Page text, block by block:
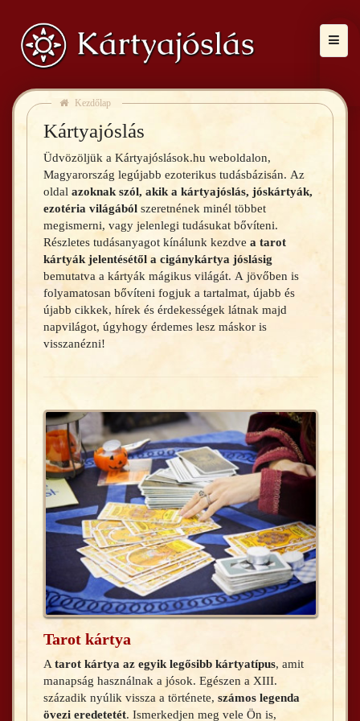
Kezdőlap
Kártyajóslás
Üdvözöljük a Kártyajóslások.hu weboldalon,
Magyarország legújabb ezoterikus tudásbázisán. Az
oldal azoknak szól, akik a kártyajóslás, jóskártyák,
ezotéria világából szeretnének minél többet
megismerni, vagy jelenlegi tudásukat bővíteni.
Részletes tudásanyagot kínálunk kezdve a tarot
kártyák jelentésétől a cigánykártya jóslásig
bemutatva a kártyák mágikus világát. A jövőben is
folyamatosan bővíteni fogjuk a tartalmat, újabb és
újabb cikkek, hírek és érdekességek látnak majd
napvilágot, úgyhogy érdemes lesz máskor is
visszanézni!
Tarot kártya
A tarot kártya az egyik legősibb kártyatípus, amit
manapság használnak a jósok. Egészen a XIII.
századik nyúlik vissza a története, számos legenda
övezi eredetetét. Ismerkedjen meg vele Ön is,
KEZDŐLAP
KÁRTYÁK
CIKKEK
KÁRTYAJÓSOK